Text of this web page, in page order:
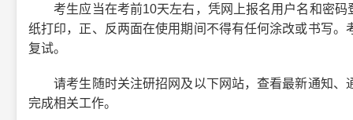
考生应当在考前10天左右，凭网上报名用户名和密码
纸打印，正、反两面在使用期间不得有任何涂改或书写
复试。
请考生随时关注研招网及以下网站，查看最新通知、
完成相关工作。